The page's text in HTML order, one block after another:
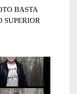
BASTA
SUPERIOR